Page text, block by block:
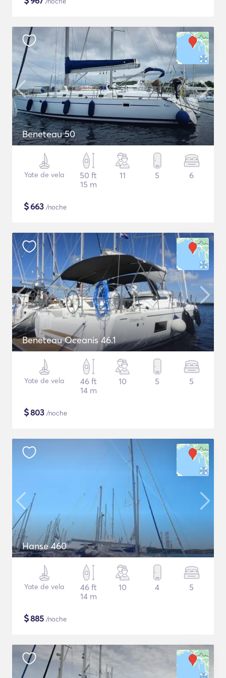
Beneteau 50
Yate de vela
50 ft
15 m
11 5 6
$663 /noche
Beneteau Oceanis 46.1
Yate de vela
46 ft
14 m
10 5 5
$803 /noche
Hanse 460
Yate de vela
46 ft
14 m
10 4 5
$885 /noche